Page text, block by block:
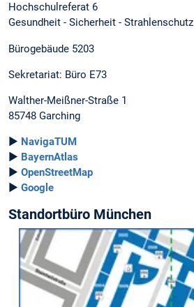
Hochschulreferat 6
Gesundheit - Sicherheit - Strahlenschutz
Bürogebäude 5203
Sekretariat: Büro E73
Walther-Meißner-Straße 1
85748 Garching
► NavigaTUM
► BayernAtlas
► OpenStreetMap
► Google
Standortbüro München